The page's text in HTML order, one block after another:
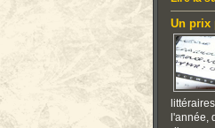
Un prix
l'année,